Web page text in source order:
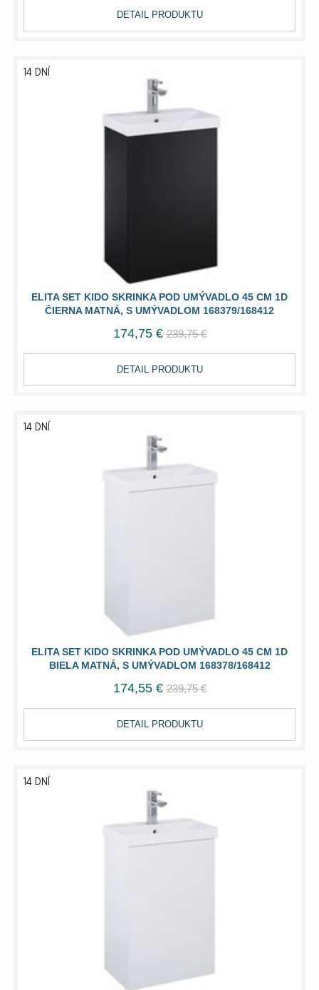
DETAIL PRODUKTU
ELITA SET KIDO SKRINKA POD UMÝVADLO 45 CM 1D
ČIERNA MATNÁ, S UMÝVADLOM 168379/168412
14 DNÍ
174,75 € 239,75 €
DETAIL PRODUKTU
ELITA SET KIDO SKRINKA POD UMÝVADLO 45 CM 1D
BIELA MATNÁ, S UMÝVADLOM 168378/168412
14 DNÍ
174,55 € 239,75 €
DETAIL PRODUKTU
14 DNÍ